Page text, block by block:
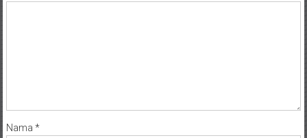
Nama *